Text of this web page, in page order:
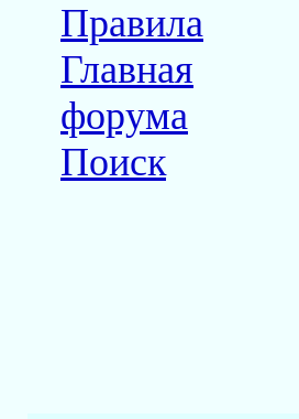
Правила
Главная
форума
Поиск